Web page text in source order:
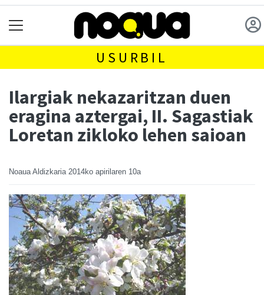
USURBIL
Ilargiak nekazaritzan duen
eragina aztergai, II. Sagastiak
Loretan zikloko lehen saioan
Noaua Aldizkaria 2014ko apirilaren 10a